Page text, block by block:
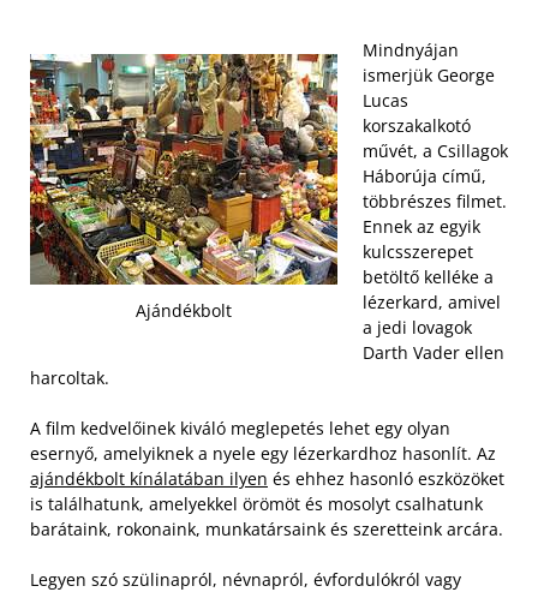
Ajándékbolt
Mindnyájan
ismerjük George
Lucas
korszakalkotó
művét, a Csillagok
Háborúja című,
többrészes filmet.
Ennek az egyik
kulcsszerepet
betöltő kelléke a
lézerkard, amivel
a jedi lovagok
Darth Vader ellen
harcoltak.
A film kedvelőinek kiváló meglepetés lehet egy olyan
esernyő, amelyiknek a nyele egy lézerkardhoz hasonlít. Az
ajándékbolt kínálatában ilyen és ehhez hasonló eszközöket
is találhatunk, amelyekkel örömöt és mosolyt csalhatunk
barátaink, rokonaink, munkatársaink és szeretteink arcára.
Legyen szó szülinapról, névnapról, évfordulókról vagy